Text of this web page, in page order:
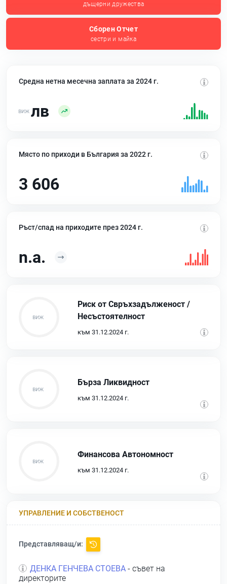
дъщерни дружества
Сборен Отчет
сестри и майка
Средна нетна месечна заплата за 2024 г.
лв
Място по приходи в България за 2022 г.
3 606
Ръст/спад на приходите през 2024 г.
n.a.
Риск от Свръхзадълженост /
Несъстоятелност
към 31.12.2024 г.
Бърза Ликвидност
към 31.12.2024 г.
Финансова Автономност
към 31.12.2024 г.
УПРАВЛЕНИЕ И СОБСТВЕНОСТ
Представляващ/и:
ДЕНКА ГЕНЧЕВА СТОЕВА - съвет на
директорите